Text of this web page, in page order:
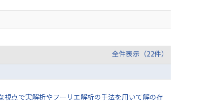
全件表示（22件）
点で実解析やフーリエ解析の手法を用いて解の存